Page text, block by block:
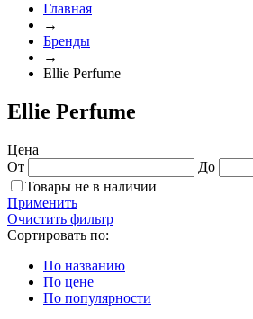
Главная
→
Бренды
→
Ellie Perfume
Ellie Perfume
Цена
От
До
Товары не в наличии
Применить
Очистить фильтр
Сортировать по:
По названию
По цене
По популярности